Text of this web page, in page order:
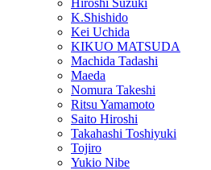
K.Shishido
Kei Uchida
KIKUO MATSUDA
Machida Tadashi
Maeda
Nomura Takeshi
Ritsu Yamamoto
Saito Hiroshi
Takahashi Toshiyuki
Tojiro
Yukio Nibe